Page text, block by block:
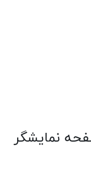
نمایشگر